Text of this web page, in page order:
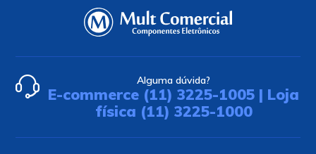
Alguma dúvida?
E-commerce (11) 3225-1005 | Loja
física (11) 3225-1000